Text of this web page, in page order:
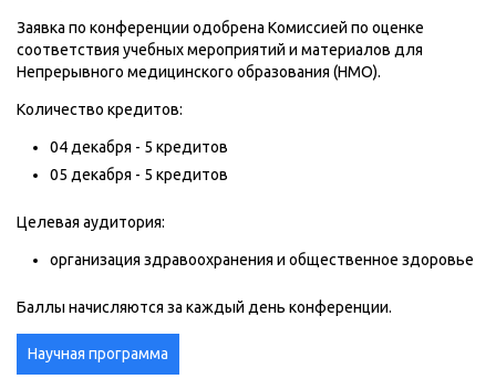
Заявка по конференции одобрена Комиссией по оценке
соответствия учебных мероприятий и материалов для
Непрерывного медицинского образования (НМО).
Количество кредитов:
04 декабря - 5 кредитов
05 декабря - 5 кредитов
Целевая аудитория:
организация здравоохранения и общественное здоровье
Баллы начисляются за каждый день конференции.
Научная программа